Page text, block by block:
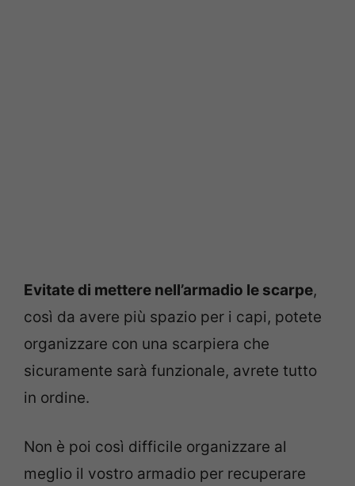
Evitate di mettere nell’armadio le scarpe,
così da avere più spazio per i capi, potete
organizzare con una scarpiera che
sicuramente sarà funzionale, avrete tutto
in ordine.
Non è poi così difficile organizzare al
meglio il vostro armadio per recuperare